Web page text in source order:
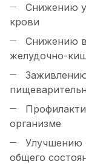
Снижению
крови
Снижению
желудочно-
организме
Улучшению
общего